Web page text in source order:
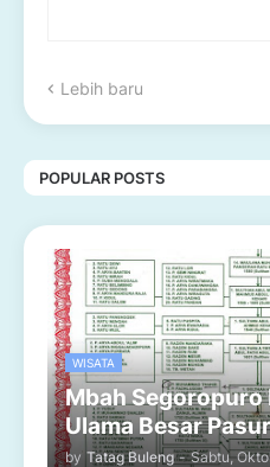
Lebih baru
POPULAR POSTS
WISATA
Mbah Segoropuro
Ulama Besar
by Tatag Buleng - Sabtu,